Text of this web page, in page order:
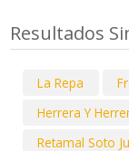
Resultados
La Repa
Herrera Y
Retamal Soto